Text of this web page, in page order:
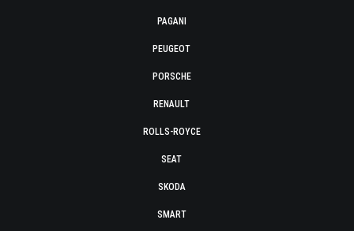
PAGANI
PEUGEOT
PORSCHE
RENAULT
ROLLS-ROYCE
SEAT
SKODA
SMART